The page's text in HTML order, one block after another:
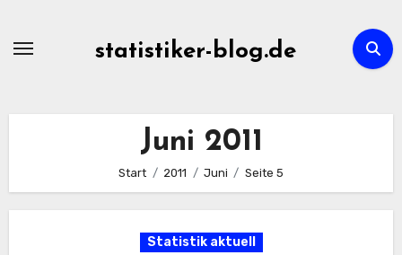
statistiker-blog.de
Juni 2011
Start 2011 Juni Seite 5
Statistik aktuell